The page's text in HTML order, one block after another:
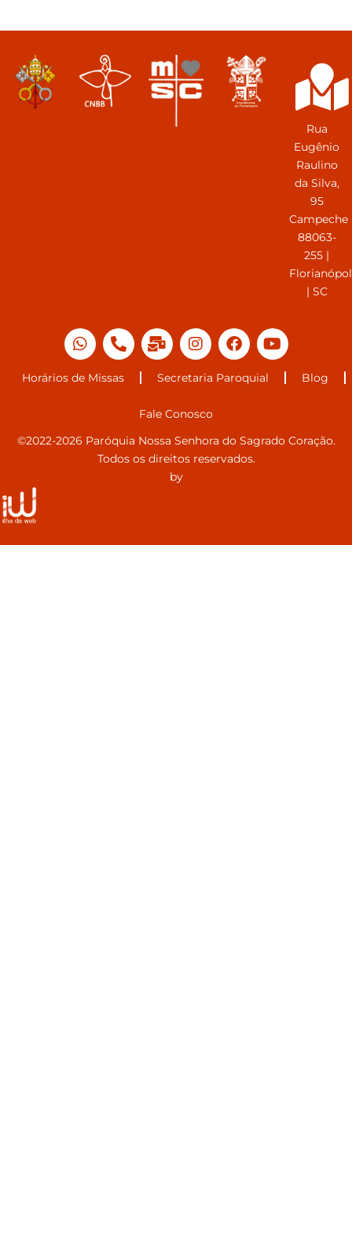
Rua
Eugênio
Raulino
da Silva,
95
Campeche
88063-
255 |
| SC
Horários de Missas Secretaria Paroquial Blog
Fale Conosco
©2022-2026 Paróquia Nossa Senhora do Sagrado Coração.
Todos os direitos reservados.
by